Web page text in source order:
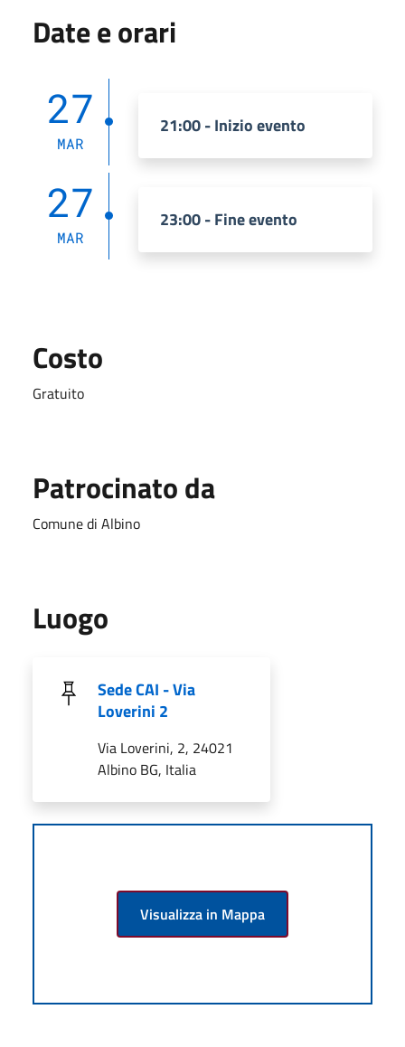
Date e orari
27
MAR
21:00 - Inizio evento
27
MAR
23:00 - Fine evento
Costo
Gratuito
Patrocinato da
Comune di Albino
Luogo
Sede CAI - Via
Loverini 2
Via Loverini, 2, 24021
Albino BG, Italia
Visualizza in Mappa